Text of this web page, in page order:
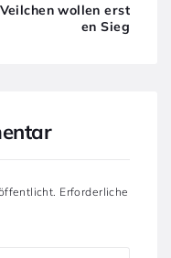
wollen erst
en Sieg
Erforderliche